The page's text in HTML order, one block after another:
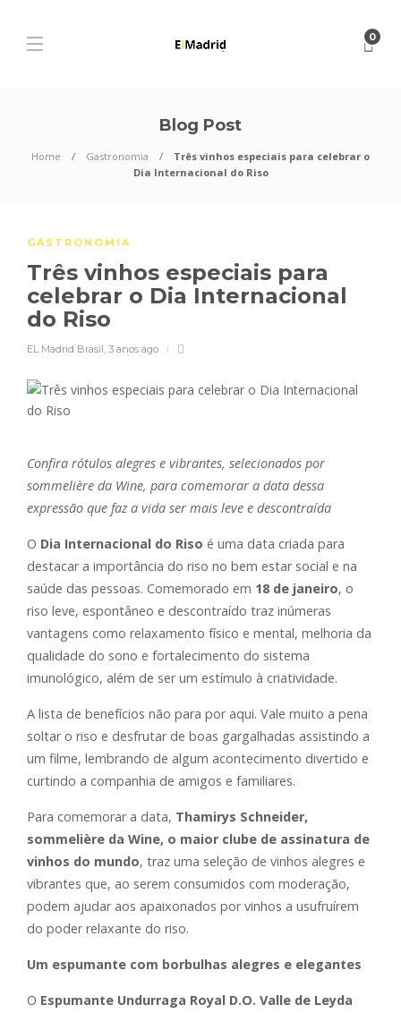
0
Blog Post
Home Gastronomia
Três vinhos especiais para celebrar o
Dia Internacional do Riso
GASTRONOMIA
Três vinhos especiais para
celebrar o Dia Internacional
do Riso
EL Madrid Brasil, 3 anos ago
Confira rótulos alegres e vibrantes, selecionados por
sommelière da Wine, para comemorar a data dessa
expressão que faz a vida ser mais leve e descontraída
O Dia Internacional do Riso é uma data criada para
destacar a importância do riso no bem estar social e na
saúde das pessoas. Comemorado em 18 de janeiro, o
riso leve, espontâneo e descontraído traz inúmeras
vantagens como relaxamento físico e mental, melhoria da
qualidade do sono e fortalecimento do sistema
imunológico, além de ser um estímulo à criatividade.
A lista de benefícios não para por aqui. Vale muito a pena
soltar o riso e desfrutar de boas gargalhadas assistindo a
um filme, lembrando de algum acontecimento divertido e
curtindo a companhia de amigos e familiares.
Para comemorar a data, Thamirys Schneider,
sommelière da Wine, o maior clube de assinatura de
vinhos do mundo, traz uma seleção de vinhos alegres e
vibrantes que, ao serem consumidos com moderação,
podem ajudar aos apaixonados por vinhos a usufruírem
do poder relaxante do riso.
Um espumante com borbulhas alegres e elegantes
O Espumante Undurraga Royal D.O. Valle de Leyda